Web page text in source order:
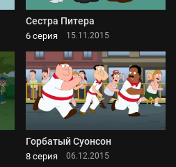
Сестра Питера
6 серия 15.11.2015
Горбатый Суонсон
8 серия 06.12.2015